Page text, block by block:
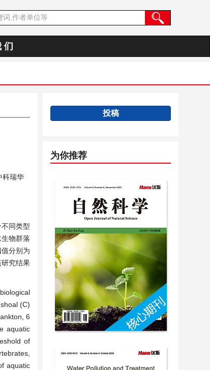
们
科瑞华
同类型
物群落
分别为
究结果
(C)
6
aquatic
of
aquatic
投稿
为你推荐